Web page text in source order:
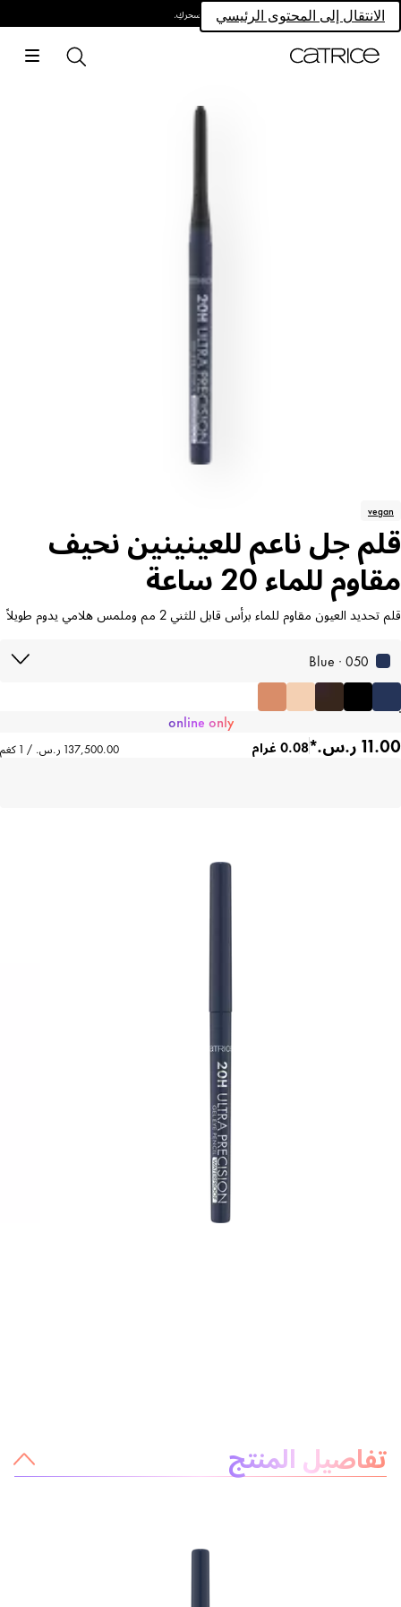
الانتقال إلى المحتوى الرئيسيامتلكي سحركِ.
vegan
قلم جل ناعم للعينينين نحيف
مقاوم للماء 20 ساعة
قلم تحديد العيون مقاوم للماء برأس قابل للثني 2 مم وملمس هلامي يدوم طويلاً
050 · Blue
online only
0.08 غرام
تفاصيل المنتج